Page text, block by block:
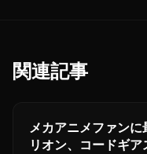
関連記事
メカアニメファン
リオン、コードギア